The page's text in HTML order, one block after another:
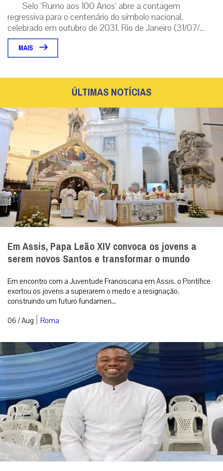
Selo ‘Rumo aos 100 Anos’ abre a contagem
regressiva para o centenário do símbolo nacional,
celebrado em outubro de 2031. Rio de Janeiro (31/07/...
MAIS
ÚLTIMAS NOTÍCIAS
Em Assis, Papa Leão XIV convoca os jovens a
serem novos Santos e transformar o mundo
Em encontro com a Juventude Franciscana em Assis, o Pontífice
exortou os jovens a superarem o medo e a resignação,
construindo um futuro fundamen...
06 / Aug | Roma